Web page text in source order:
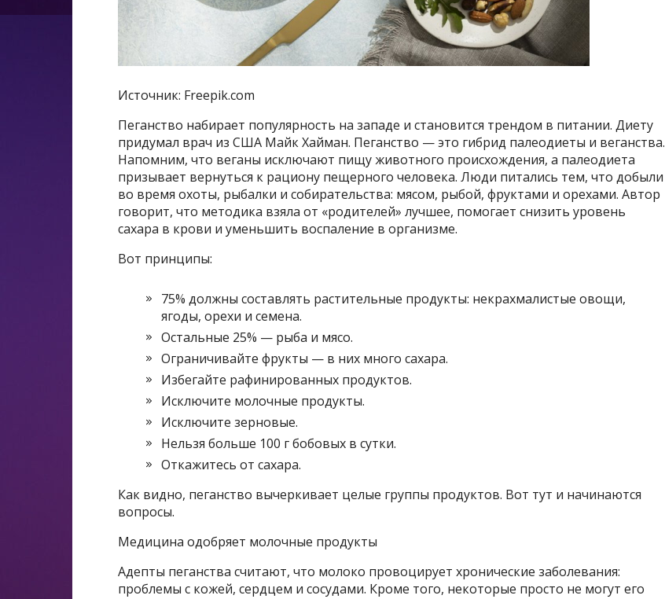
Источник: Freepik.com
Пеганство набирает популярность на западе и становится трендом в питании. Диету
придумал врач из США Майк Хайман. Пеганство — это гибрид палеодиеты и веганства.
Напомним, что веганы исключают пищу животного происхождения, а палеодиета
призывает вернуться к рациону пещерного человека. Люди питались тем, что добыли
во время охоты, рыбалки и собирательства: мясом, рыбой, фруктами и орехами. Автор
говорит, что методика взяла от «родителей» лучшее, помогает снизить уровень
сахара в крови и уменьшить воспаление в организме.
Вот принципы:
75% должны составлять растительные продукты: некрахмалистые овощи,
ягоды, орехи и семена.
Остальные 25% — рыба и мясо.
Ограничивайте фрукты — в них много сахара.
Избегайте рафинированных продуктов.
Исключите молочные продукты.
Исключите зерновые.
Нельзя больше 100 г бобовых в сутки.
Откажитесь от сахара.
Как видно, пеганство вычеркивает целые группы продуктов. Вот тут и начинаются
вопросы.
Медицина одобряет молочные продукты
Адепты пеганства считают, что молоко провоцирует хронические заболевания:
проблемы с кожей, сердцем и сосудами. Кроме того, некоторые просто не могут его